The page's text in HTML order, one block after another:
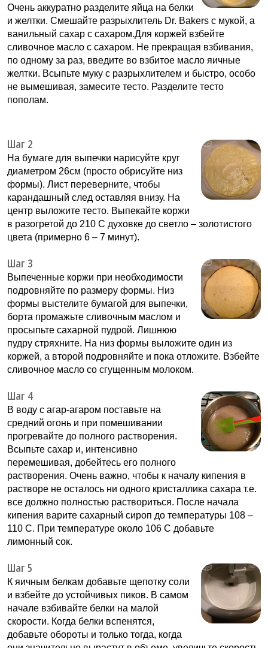
Очень аккуратно разделите яйца на белки
и желтки. Смешайте разрыхлитель Dr. Bakers с мукой, а
ванильный сахар с сахаром.Для коржей взбейте
сливочное масло с сахаром. Не прекращая взбивания,
по одному за раз, введите во взбитое масло яичные
желтки. Всыпьте муку с разрыхлителем и быстро, особо
не вымешивая, замесите тесто. Разделите тесто
пополам.
Шаг 2
На бумаге для выпечки нарисуйте круг
диаметром 26см (просто обрисуйте низ
формы). Лист переверните, чтобы
карандашный след оставляя внизу. На
центр выложите тесто. Выпекайте коржи
в разогретой до 210 С духовке до светло – золотистого
цвета (примерно 6 – 7 минут).
Шаг 3
Выпеченные коржи при необходимости
подровняйте по размеру формы. Низ
формы выстелите бумагой для выпечки,
борта промажьте сливочным маслом и
просыпьте сахарной пудрой. Лишнюю
пудру стряхните. На низ формы выложите один из
коржей, а второй подровняйте и пока отложите. Взбейте
сливочное масло со сгущенным молоком.
Шаг 4
В воду с агар-агаром поставьте на
средний огонь и при помешивании
прогревайте до полного растворения.
Всыпьте сахар и, интенсивно
перемешивая, добейтесь его полного
растворения. Очень важно, чтобы к началу кипения в
растворе не осталось ни одного кристаллика сахара т.е.
все должно полностью раствориться. После начала
кипения варите сахарный сироп до температуры 108 –
110 С. При температуре около 106 С добавьте
лимонный сок.
Шаг 5
К яичным белкам добавьте щепотку соли
и взбейте до устойчивых пиков. В самом
начале взбивайте белки на малой
скорости. Когда белки вспенятся,
добавьте обороты и только тогда, когда